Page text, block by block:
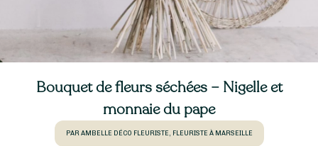
Bouquet de fleurs séchées – Nigelle et
monnaie du pape
PAR AMBELLE DÉCO FLEURISTE, FLEURISTE À MARSEILLE